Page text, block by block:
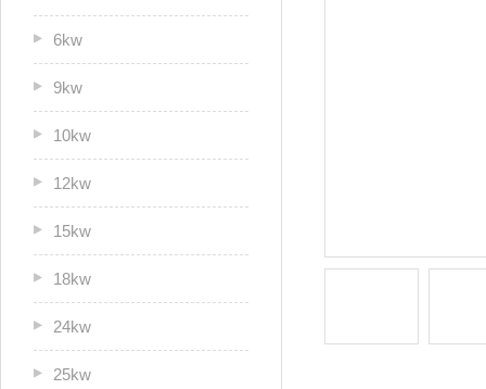
6kw
9kw
10kw
12kw
15kw
18kw
24kw
25kw